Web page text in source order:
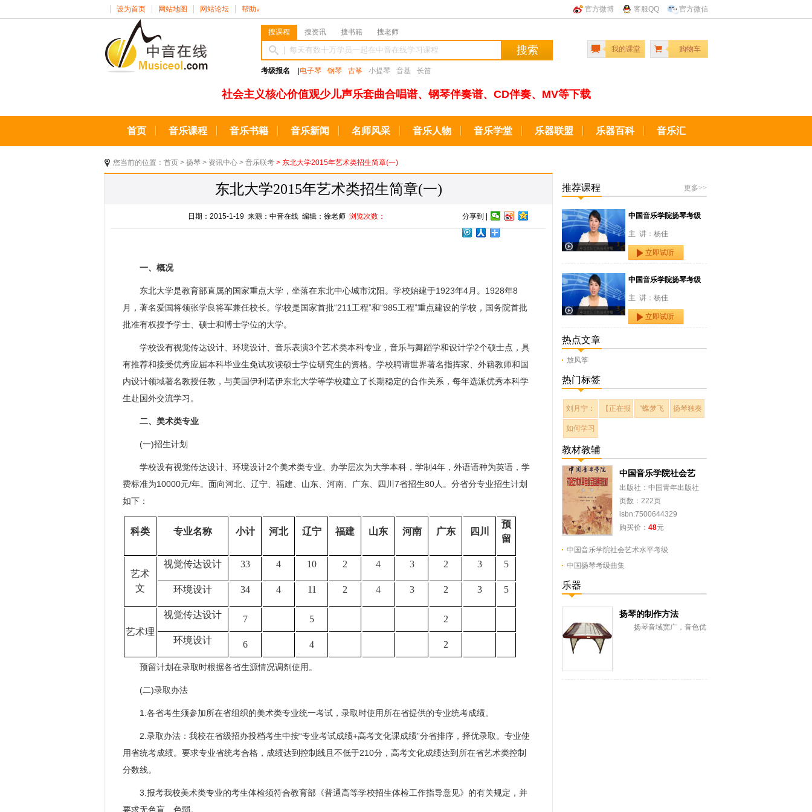
官方微博 客服QQ 官方微信
设为首页 网站地图 网站论坛 帮助 ∨
搜课程 搜资讯 搜书籍 搜老师
搜索
考级报名 电子琴 钢琴 古筝 小提琴 音基 长笛
我的课堂 购物车
社会主义核心价值观少儿声乐套曲合唱谱、钢琴伴奏谱、CD伴奏、MV等下载
首页 音乐课程 音乐书籍 音乐新闻 名师风采 音乐人物 音乐学堂 乐器联盟 乐器百科 音乐汇
您当前的位置： 首页 > 扬琴 > 资讯中心 > 音乐联考 > 东北大学2015年艺术类招生简章(一)
东北大学2015年艺术类招生简章(一)
分享到 |
日期：2015-1-19 来源：中音在线 编辑：徐老师 浏览次数：
一、概况
东北大学是教育部直属的国家重点大学，坐落在东北中心城市沈阳。学校始建于1923年4月。1928年8
月，著名爱国将领张学良将军兼任校长。学校是国家首批“211工程”和“985工程”重点建设的学校，国务院首批
批准有权授予学士、硕士和博士学位的大学。
学校设有视觉传达设计、环境设计、音乐表演3个艺术类本科专业，音乐与舞蹈学和设计学2个硕士点，具
有推荐和接受优秀应届本科毕业生免试攻读硕士学位研究生的资格。学校聘请世界著名指挥家、外籍教师和国
内设计领域著名教授任教，与美国伊利诺伊东北大学等学校建立了长期稳定的合作关系，每年选派优秀本科学
生赴国外交流学习。
二、美术类专业
(一)招生计划
学校设有视觉传达设计、环境设计2个美术类专业。办学层次为大学本科，学制4年，外语语种为英语，学
费标准为10000元/年。面向河北、辽宁、福建、山东、河南、广东、四川7省招生80人。分省分专业招生计划
如下：
科类 专业名称 小计 河北 辽宁 福建 山东 河南 广东 四川
预
留
艺术
文
视觉传达设计 33 4 10 2 4 3 2 3 5
环境设计 34 4 11 2 4 3 2 3 5
艺术理
视觉传达设计 7 5 2
环境设计 6 4 2
预留计划在录取时根据各省生源情况调剂使用。
(二)录取办法
1.各省考生须参加所在省组织的美术类专业统一考试，录取时使用所在省提供的专业统考成绩。
2.录取办法：我校在省级招办投档考生中按“专业考试成绩+高考文化课成绩”分省排序，择优录取。专业使
用省统考成绩。要求专业省统考合格，成绩达到控制线且不低于210分，高考文化成绩达到所在省艺术类控制
分数线。
3.报考我校美术类专业的考生体检须符合教育部《普通高等学校招生体检工作指导意见》的有关规定，并
要求无色盲、色弱。
更多>>
推荐课程
中国音乐学院扬琴考级
主 讲：杨佳
立即试听
中国音乐学院扬琴考级
主 讲：杨佳
立即试听
热点文章
放风筝
热门标签
刘月宁： 【正在报 “蝶梦飞 扬琴独奏
如何学习
教材教辅
中国音乐学院社会艺
出版社：中国青年出版社
页数：222页
isbn:7500644329
购买价： 48元
中国音乐学院社会艺术水平考级
中国扬琴考级曲集
乐器
扬琴的制作方法
扬琴音域宽广，音色优